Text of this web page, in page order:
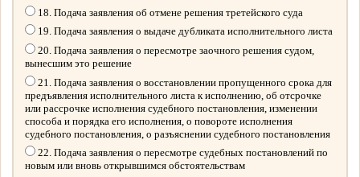
18. Подача заявления об отмене решения третейского суда
19. Подача заявления о выдаче дубликата исполнительного листа
20. Подача заявления о пересмотре заочного решения судом,
вынесшим это решение
21. Подача заявления о восстановлении пропущенного срока для
предъявления исполнительного листа к исполнению, об отсрочке
или рассрочке исполнения судебного постановления, изменении
способа и порядка его исполнения, о повороте исполнения
судебного постановления, о разъяснении судебного постановления
22. Подача заявления о пересмотре судебных постановлений по
новым или вновь открывшимся обстоятельствам